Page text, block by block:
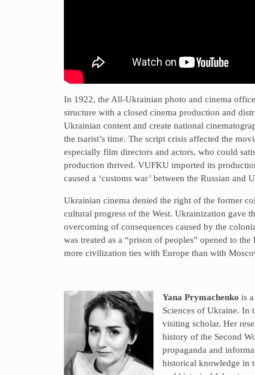
In 1922, the All-Ukrainian photo and cinema
structure with a closed cinema production and
Ukrainian content and create national
the tsarist’s time. The script crisis affected the
especially film directors and actors, who could
production thrived. VUFKU imported its
caused a ‘customs war’ between the Russian and
Ukrainian cinema denied the right of the former
cultural progress of the West. Ukrainization gave
overcoming of consequences caused by the
was treated as a “prison of peoples” opened to
more civilization ties with Europe than with
Yana Prymachenko is
Sciences of Ukraine. In
visiting scholar. Her
history of the Second
propaganda and
historical knowledge in